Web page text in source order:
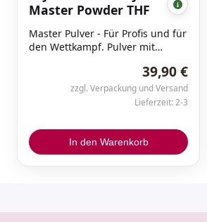
Master Powder THF
Master Pulver - Für Profis und für
den Wettkampf. Pulver mit
schneller, bessere Farben und
Transparenz. Vier verschiedene
Pink Töne stellen auch deine
zufrieden.
39,90 €
zzgl. Verpackung und Versand
Lieferzeit: 2-3
In den Warenkorb